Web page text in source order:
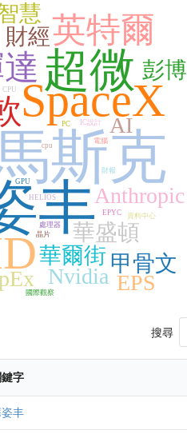
丰
斯克
SpaceX
超微
英特爾
財經
AI
Anthropic
華盛頓
慧
華爾街
Nvidia
甲骨文
EPS
彭博
電腦
處理器
HELIOS
晶片
cpu
EPYC
IC設計
CPU
PC
資料中心
財報
GPU
國際觀察
搜尋
字
丰